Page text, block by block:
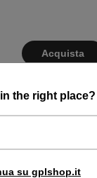
the right place?
su gplshop.it
Acquista